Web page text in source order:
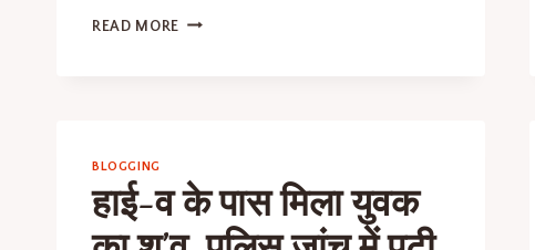
READ MORE
BLOGGING
हाई-व के पास मिला युवक